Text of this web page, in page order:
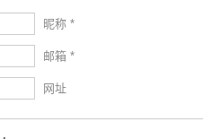
昵称 *
邮箱 *
网址